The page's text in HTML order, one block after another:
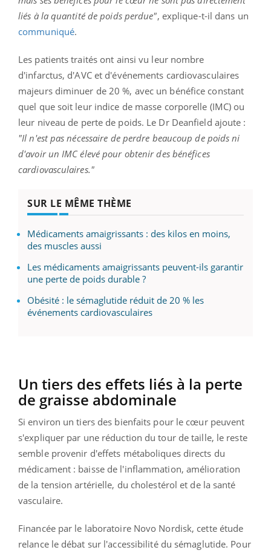
liés à la quantité de poids perdue", explique-t-il dans un
communiqué.
Les patients traités ont ainsi vu leur nombre
d'infarctus, d'AVC et d'événements cardiovasculaires
majeurs diminuer de 20 %, avec un bénéfice constant
quel que soit leur indice de masse corporelle (IMC) ou
leur niveau de perte de poids. Le Dr Deanfield ajoute :
"Il n'est pas nécessaire de perdre beaucoup de poids ni
d'avoir un IMC élevé pour obtenir des bénéfices
cardiovasculaires."
SUR LE MÊME THÈME
Médicaments amaigrissants : des kilos en moins,
des muscles aussi
Les médicaments amaigrissants peuvent-ils garantir
une perte de poids durable ?
Obésité : le sémaglutide réduit de 20 % les
événements cardiovasculaires
Un tiers des effets liés à la perte
de graisse abdominale
Si environ un tiers des bienfaits pour le cœur peuvent
s'expliquer par une réduction du tour de taille, le reste
semble provenir d'effets métaboliques directs du
médicament : baisse de l'inflammation, amélioration
de la tension artérielle, du cholestérol et de la santé
vasculaire.
Financée par le laboratoire Novo Nordisk, cette étude
relance le débat sur l'accessibilité du sémaglutide. Pour